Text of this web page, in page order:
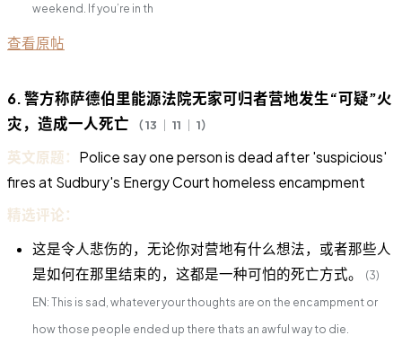
weekend. If you’re in th
查看原帖
6. 警方称萨德伯里能源法院无家可归者营地发生“可疑”火
灾，造成一人死亡
（ 13 ｜ 11 ｜ 1）
英文原题： Police say one person is dead after 'suspicious'
fires at Sudbury's Energy Court homeless encampment
精选评论：
这是令人悲伤的，无论你对营地有什么想法，或者那些人
是如何在那里结束的，这都是一种可怕的死亡方式。
(3)
EN: This is sad, whatever your thoughts are on the encampment or
how those people ended up there thats an awful way to die.